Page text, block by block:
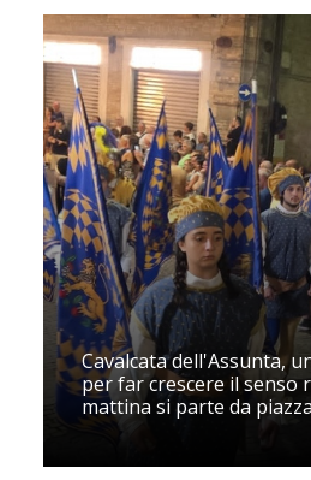
Cavalcata dell'Assunta,
per far crescere il senso
mattina si parte da